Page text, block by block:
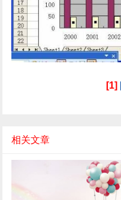
[1]
相关文章